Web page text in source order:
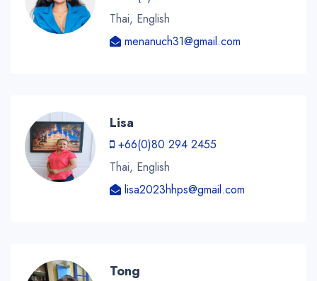
Thai, English
menanuch31@gmail.com
Lisa
+66(0)80 294 2455
Thai, English
lisa2023hhps@gmail.com
Tong